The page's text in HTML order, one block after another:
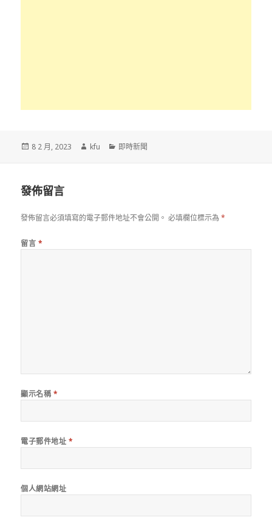
發
8 2 月, 2023
作
kfu
分
即時新聞
發佈留言
發佈留言必須填寫的電子郵件地址不會公開。 必填欄位標示為*
留言 *
顯示名稱 *
電子郵件地址 *
個人網站網址